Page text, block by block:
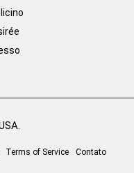
Terms of Service Contato